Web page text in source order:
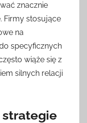
znacznie
Firmy stosujące
na
specyficznych
wiąże się z
silnych relacji
strategie